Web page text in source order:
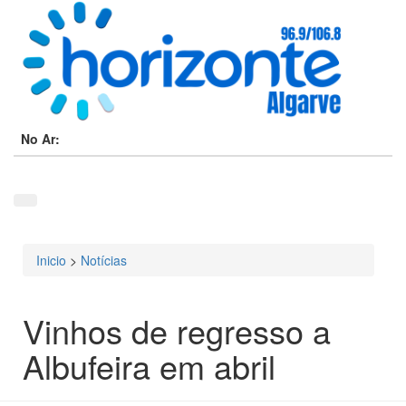
No Ar:
Está aqui
Inicio > Notícias
Vinhos de regresso a
Albufeira em abril